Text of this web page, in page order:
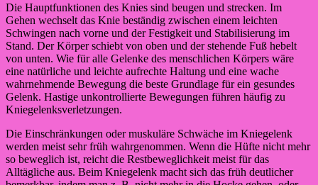
Die Hauptfunktionen des Knies sind beugen und strecken. Im
Gehen wechselt das Knie beständig zwischen einem leichten
Schwingen nach vorne und der Festigkeit und Stabilisierung im
Stand. Der Körper schiebt von oben und der stehende Fuß hebelt
von unten. Wie für alle Gelenke des menschlichen Körpers wäre
eine natürliche und leichte aufrechte Haltung und eine wache
wahrnehmende Bewegung die beste Grundlage für ein gesundes
Gelenk. Hastige unkontrollierte Bewegungen führen häufig zu
Kniegelenksverletzungen.
Die Einschränkungen oder muskuläre Schwäche im Kniegelenk
werden meist sehr früh wahrgenommen. Wenn die Hüfte nicht mehr
so beweglich ist, reicht die Restbeweglichkeit meist für das
Alltägliche aus. Beim Kniegelenk macht sich das früh deutlicher